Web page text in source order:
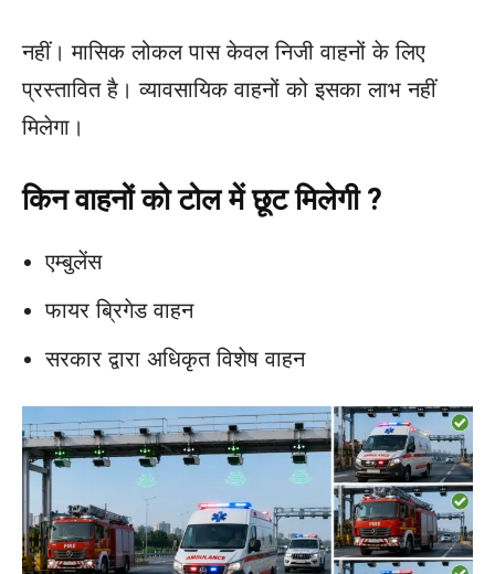
नहीं। मासिक लोकल पास केवल निजी वाहनों के लिए
प्रस्तावित है। व्यावसायिक वाहनों को इसका लाभ नहीं
मिलेगा।
किन वाहनों को टोल में छूट मिलेगी ?
एम्बुलेंस
फायर ब्रिगेड वाहन
सरकार द्वारा अधिकृत विशेष वाहन